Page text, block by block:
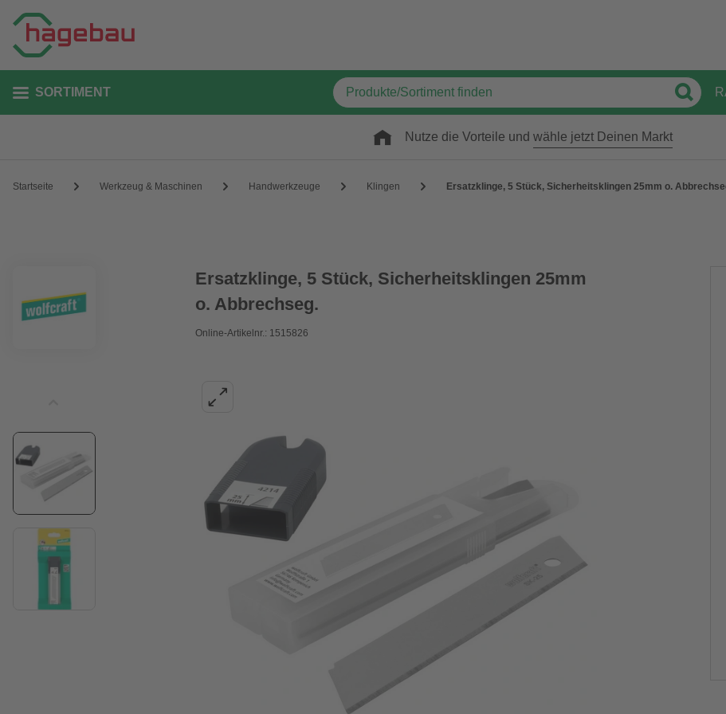
SORTIMENT
Nutze die Vorteile und wähle jetzt Deinen Markt
Startseite Werkzeug & Maschinen Handwerkzeuge Klingen Ersatzklinge, 5 Stück, Sicherheitsklingen 25mm o.
Ersatzklinge, 5 Stück, Sicherheitsklingen 25mm
o. Abbrechseg.
Online-Artikelnr.: 1515826